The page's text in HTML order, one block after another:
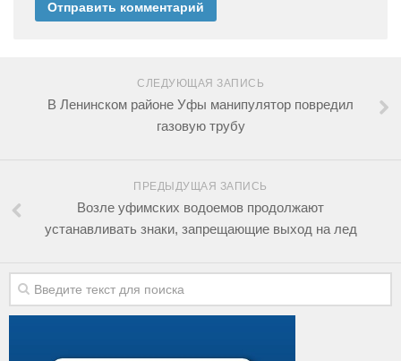
СЛЕДУЮЩАЯ ЗАПИСЬ
В Ленинском районе Уфы манипулятор повредил
газовую трубу
ПРЕДЫДУЩАЯ ЗАПИСЬ
Возле уфимских водоемов продолжают
устанавливать знаки, запрещающие выход на лед